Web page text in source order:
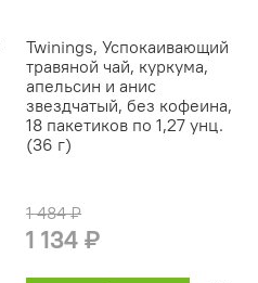
Twinings, Успокаивающий
травяной чай, куркума,
апельсин и анис
звездчатый, без кофеина,
18 пакетиков по 1,27 унц.
(36 г)
1 484 ₽
1 134 ₽